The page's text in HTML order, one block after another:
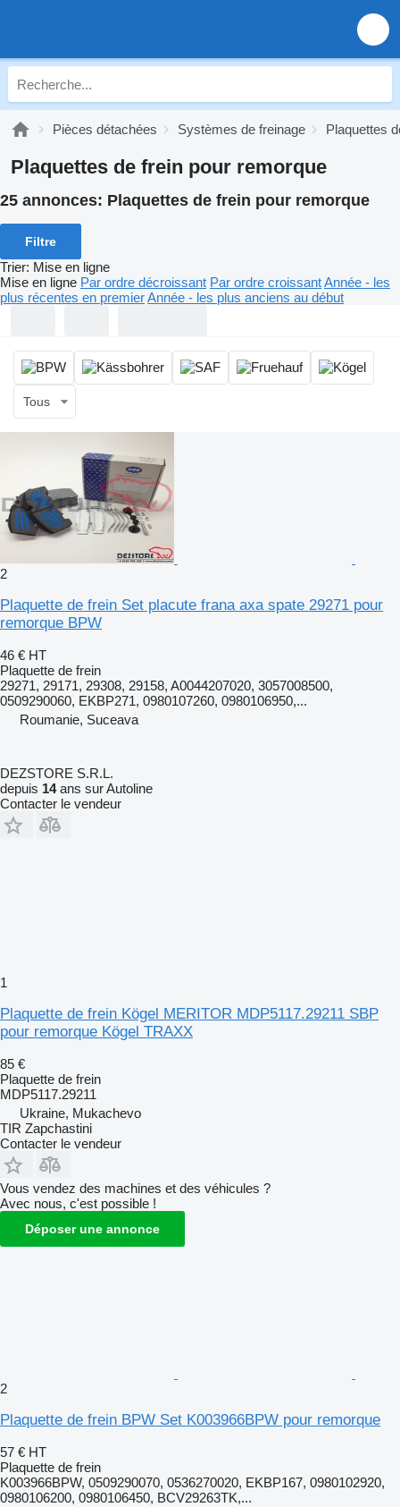
Pièces détachées Systèmes de freinage Plaquettes
Plaquettes de frein pour remorque
25 annonces: Plaquettes de frein pour remorque
Filtre
Trier: Mise en ligne
Mise en ligne Par ordre décroissant Par ordre croissantAnnée - les
plus récentes en premierAnnée - les plus anciens au début
Tous
2
Plaquette de frein Set placute frana axa spate 29271 pour
remorque BPW
46 € HT
Plaquette de frein
29271, 29171, 29308, 29158, A0044207020, 3057008500,
0509290060, EKBP271, 0980107260, 0980106950,...
Roumanie, Suceava
DEZSTORE S.R.L.
depuis 14ans sur Autoline
Contacter le vendeur
1
Plaquette de frein Kögel MERITOR MDP5117.29211 SBP
pour remorque Kögel TRAXX
85 €
Plaquette de frein
MDP5117.29211
Ukraine, Mukachevo
TIR Zapchastini
Contacter le vendeur
Vous vendez des machines et des véhicules ?
Avec nous, c'est possible !
Déposer une annonce
2
Plaquette de frein BPW Set K003966BPW pour remorque
57 € HT
Plaquette de frein
K003966BPW, 0509290070, 0536270020, EKBP167, 0980102920,
0980106200, 0980106450, BCV29263TK,...